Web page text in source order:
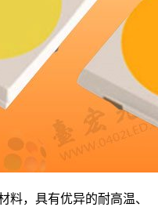
料，具有优异的耐高温、